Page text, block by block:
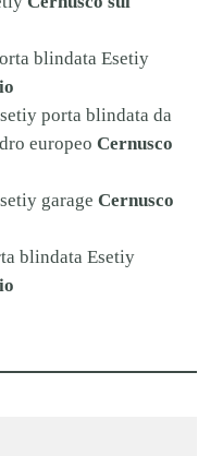
blindata Esetiy
porta blindata da
europeo Cernusco
garage Cernusco
blindata Esetiy